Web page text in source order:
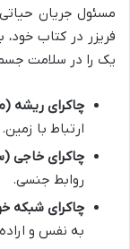
مسئول جریان
فریزر در کتاب
یک را در سلامت
چاکرای ریشه
ارتباط با زمین.
چاکرای خاجی
روابط جنسی.
چاکرای شبکه
به نفس و